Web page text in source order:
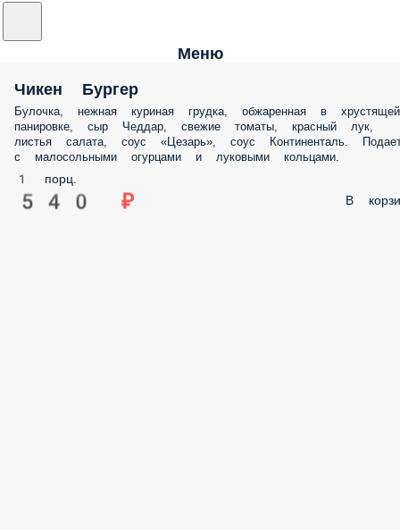
Меню
Чикен Бургер
Булочка, нежная куриная грудка, обжаренная в хрустящей
панировке, сыр Чеддар, свежие томаты, красный лук,
листья салата, соус «Цезарь», соус Континенталь.
с малосольными огурцами и луковыми кольцами.
1 порц.
540 ₽ В